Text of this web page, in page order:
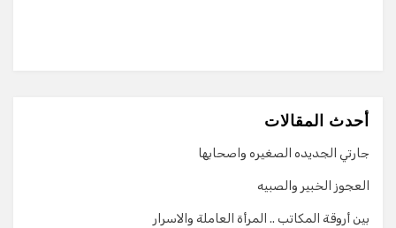
أحدث المقالات
جارتي الجديده الصغيره واصحابها
العجوز الخبير والصبيه
بين أروقة المكاتب .. المرأة العاملة والاسرار